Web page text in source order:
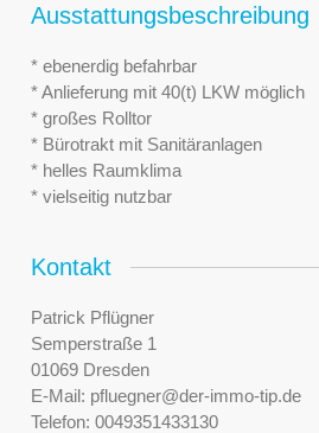
Ausstattungsbeschreibung
* ebenerdig befahrbar
* Anlieferung mit 40(t) LKW möglich
* großes Rolltor
* Bürotrakt mit Sanitäranlagen
* helles Raumklima
* vielseitig nutzbar
Kontakt
Patrick Pflügner
Semperstraße 1
01069 Dresden
E-Mail: pfluegner@der-immo-tip.de
Telefon: 0049351433130